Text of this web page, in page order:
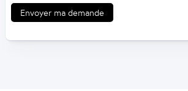
Envoyer ma demande